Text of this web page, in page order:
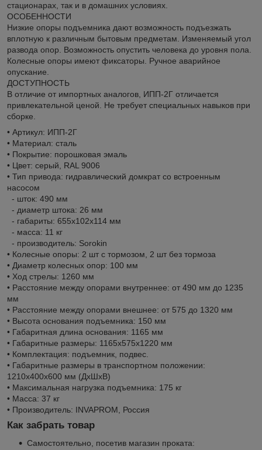
стационарах, так и в домашних условиях.
ОСОБЕННОСТИ
Низкие опоры подъемника дают возможность подъезжать
вплотную к различным бытовым предметам. Изменяемый угол
развода опор. Возможность опустить человека до уровня пола.
Колесные опоры имеют фиксаторы. Ручное аварийное
опускание.
ДОСТУПНОСТЬ
В отличие от импортных аналогов, ИПП-2Г отличается
привлекательной ценой. Не требует специальных навыков при
сборке.
• Артикул: ИПП-2Г
• Материал: сталь
• Покрытие: порошковая эмаль
• Цвет: серый, RAL 9006
• Тип привода: гидравлический домкрат со встроенным
насосом
- шток: 490 мм
- диаметр штока: 26 мм
- габариты: 655х102х114 мм
- масса: 11 кг
- производитель: Sorokin
• Колесные опоры: 2 шт с тормозом, 2 шт без тормоза
• Диаметр колесных опор: 100 мм
• Ход стрелы: 1260 мм
• Расстояние между опорами внутреннее: от 490 мм до 1235
мм
• Расстояние между опорами внешнее: от 575 до 1320 мм
• Высота основания подъемника: 150 мм
• Габаритная длина основания: 1165 мм
• Габаритные размеры: 1165х575х1220 мм
• Комплектация: подъемник, подвес.
• Габаритные размеры в транспортном положении:
1210х400х600 мм (ДхШхВ)
• Максимальная нагрузка подъемника: 175 кг
• Масса: 37 кг
• Производитель: INVAPROM, Россия
Как забрать товар
Самостоятельно, посетив магазин проката: